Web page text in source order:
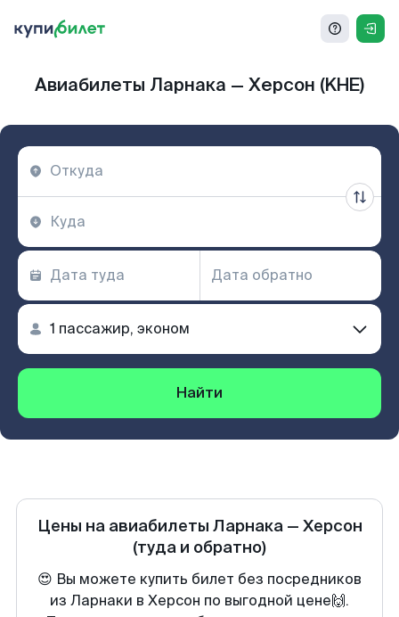
Авиабилеты Ларнака — Херсон (KHE)
Найти
Цены на авиабилеты Ларнака— Херсон
(туда и обратно)
😍 Вы можете купить билет без посредников
из Ларнаки в Херсон по выгодной цене🙌.